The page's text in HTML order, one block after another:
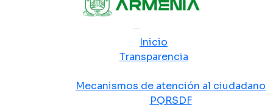
Inicio
Transparencia
Mecanismos de atención al ciudadano
PQRSDF